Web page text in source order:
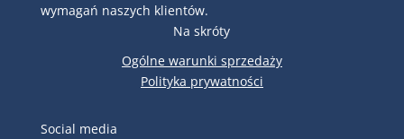
wymagań naszych klientów.
Na skróty
Ogólne warunki sprzedaży
Polityka prywatności
Social media